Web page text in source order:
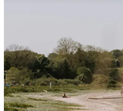
Book oplevelse
Møde og Konference